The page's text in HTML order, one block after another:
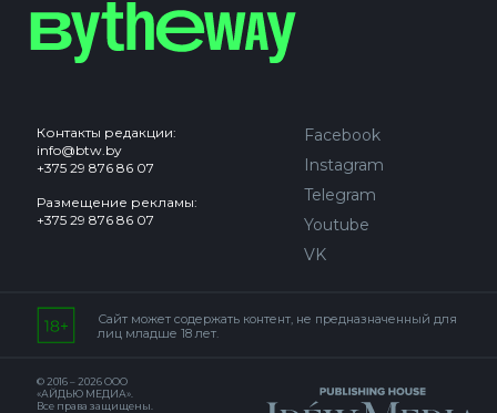
Контакты редакции:
info@btw.by
+375 29 876 86 07
Размещение рекламы:
+375 29 876 86 07
Facebook
Instagram
Telegram
Youtube
VK
Сайт может содержать контент, не предназначенный для
лиц младше 18 лет.
© 2016 – 2026 ООО
«АЙДЬЮ МЕДИА».
Все права защищены.